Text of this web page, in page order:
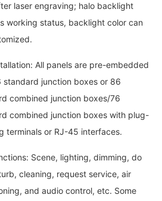
laser engraving; halo backlight
working status, backlight color can
All panels are pre-embedded
standard junction boxes or 86
combined junction boxes/76
combined junction boxes with plug-
terminals or RJ-45 interfaces.
Scene, lighting, dimming, do
cleaning, request service, air
and audio control, etc. Some